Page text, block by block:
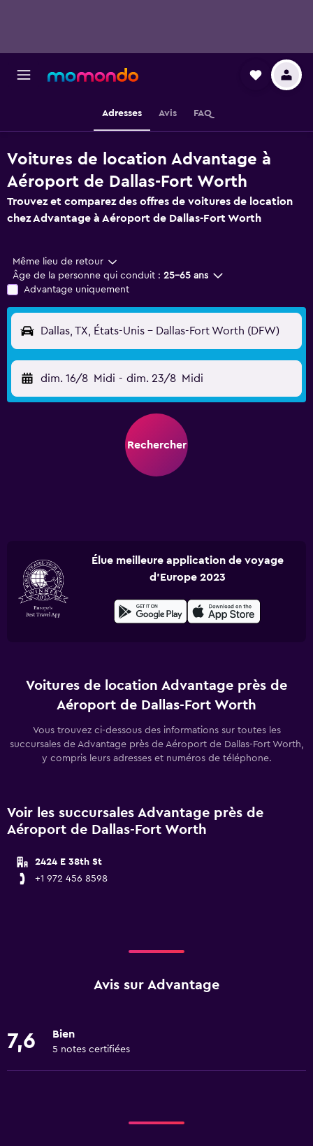
Adresses Avis FAQ
Voitures de location Advantage à
Aéroport de Dallas-Fort Worth
Trouvez et comparez des offres de voitures de location
chez Advantage à Aéroport de Dallas-Fort Worth
Même lieu de retour
Âge de la personne qui conduit : 25-65 ans
Advantage uniquement
Dallas, TX, États-Unis - Dallas-Fort Worth (DFW)
dim. 16/8 Midi - dim. 23/8 Midi
Rechercher
Élue meilleure application de voyage
d'Europe 2023
Voitures de location Advantage près de
Aéroport de Dallas-Fort Worth
Vous trouvez ci-dessous des informations sur toutes les
succursales de Advantage près de Aéroport de Dallas-Fort Worth,
y compris leurs adresses et numéros de téléphone.
Voir les succursales Advantage près de
Aéroport de Dallas-Fort Worth
2424 E 38th St
+1 972 456 8598
Avis sur Advantage
7,6 Bien
5 notes certifiées